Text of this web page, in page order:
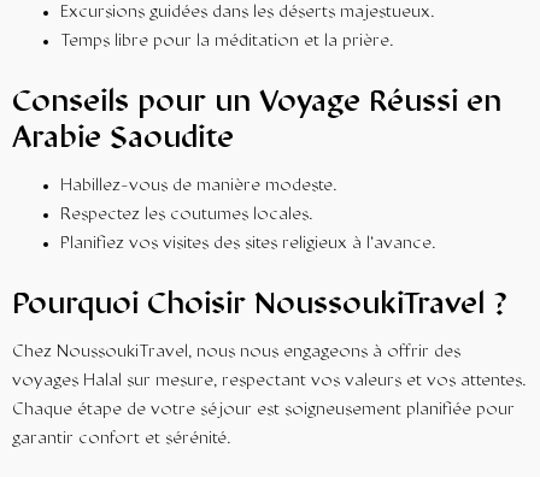
Excursions guidées dans les déserts majestueux.
Temps libre pour la méditation et la prière.
Conseils pour un Voyage Réussi en
Arabie Saoudite
Habillez-vous de manière modeste.
Respectez les coutumes locales.
Planifiez vos visites des sites religieux à l’avance.
Pourquoi Choisir NoussoukiTravel ?
Chez NoussoukiTravel, nous nous engageons à offrir des
voyages Halal sur mesure, respectant vos valeurs et vos attentes.
Chaque étape de votre séjour est soigneusement planifiée pour
garantir confort et sérénité.